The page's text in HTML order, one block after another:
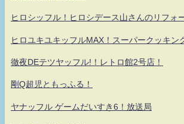
ヒロシッフル！ヒロシデース山さんのリフォ
ヒロユキユキッフルMAX！スーパークッキン
徹夜DEテツヤッフル!！レトロ館2号店！
剛Q超児ともっふる！
ヤナッフル ゲームだいすき6！放送局